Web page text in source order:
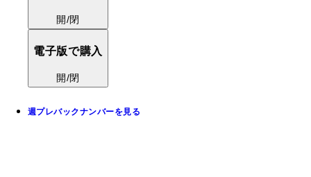
開/閉
電子版で購入
開/閉
週プレバックナンバーを見る